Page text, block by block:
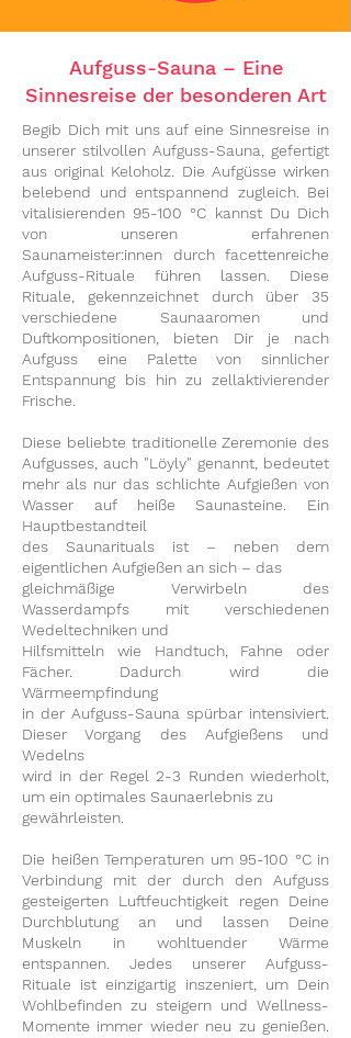
Aufguss-Sauna – Eine
Sinnesreise der besonderen Art
Begib Dich mit uns auf eine Sinnesreise in
unserer stilvollen Aufguss-Sauna, gefertigt
aus original Keloholz. Die Aufgüsse wirken
belebend und entspannend zugleich. Bei
vitalisierenden 95-100 °C kannst Du Dich
von unseren erfahrenen
Saunameister:innen durch facettenreiche
Aufguss-Rituale führen lassen. Diese
Rituale, gekennzeichnet durch über 35
verschiedene Saunaaromen und
Duftkompositionen, bieten Dir je nach
Aufguss eine Palette von sinnlicher
Entspannung bis hin zu zellaktivierender
Frische.
Diese beliebte traditionelle Zeremonie des
Aufgusses, auch "Löyly" genannt, bedeutet
mehr als nur das schlichte Aufgießen von
Wasser auf heiße Saunasteine. Ein
Hauptbestandteil
des Saunarituals ist – neben dem
eigentlichen Aufgießen an sich – das
gleichmäßige Verwirbeln des
Wasserdampfs mit verschiedenen
Wedeltechniken und
Hilfsmitteln wie Handtuch, Fahne oder
Fächer. Dadurch wird die
Wärmeempfindung
in der Aufguss-Sauna spürbar intensiviert.
Dieser Vorgang des Aufgießens und
Wedelns
wird in der Regel 2-3 Runden wiederholt,
um ein optimales Saunaerlebnis zu
gewährleisten​​.
Die heißen Temperaturen um 95-100 °C in
Verbindung mit der durch den Aufguss
gesteigerten Luftfeuchtigkeit regen Deine
Durchblutung an und lassen Deine
Muskeln in wohltuender Wärme
entspannen. Jedes unserer Aufguss-
Rituale ist einzigartig inszeniert, um Dein
Wohlbefinden zu steigern und Wellness-
Momente immer wieder neu zu genießen.